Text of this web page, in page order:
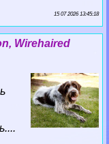
15 07 2026 13:45:18
Wirehaired